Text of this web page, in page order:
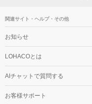
関連サイト・ヘルプ・その他
お知らせ
LOHACOとは
AIチャットで質問する
お客様サポート